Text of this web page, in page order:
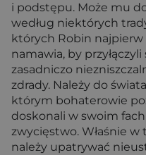
i podstępu. Może mu
według niektórych
których Robin najpierw
namawia, by
zasadniczo
zdrady. Należy do
którym bohaterowie
doskonali w swoim
zwycięstwo. Właśnie
należy upatrywać